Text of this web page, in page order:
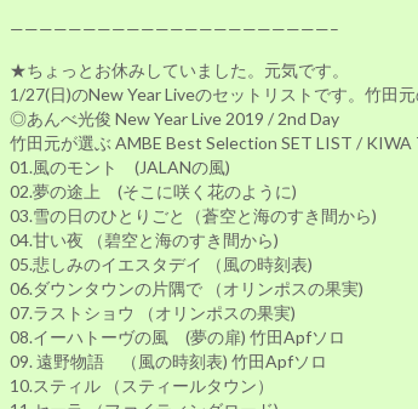
——————————————————————–
★ちょっとお休みしていました。元気です。
1/27(日)のNew Year Liveのセットリストです。竹田
◎あんべ光俊 New Year Live 2019 / 2nd Day
竹田元が選ぶ AMBE Best Selection SET LIST / KIWA
01.風のモント (JALANの風)
02.夢の途上 (そこに咲く花のように)
03.雪の日のひとりごと（蒼空と海のすき間から)
04.甘い夜 （碧空と海のすき間から)
05.悲しみのイエスタデイ （風の時刻表)
06.ダウンタウンの片隅で （オリンポスの果実)
07.ラストショウ （オリンポスの果実)
08.イーハトーヴの風 (夢の扉) 竹田Apfソロ
09. 遠野物語 （風の時刻表) 竹田Apfソロ
10.スティル （スティールタウン）